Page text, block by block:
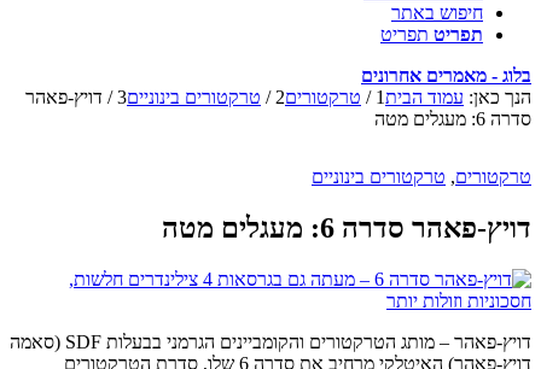
חיפוש באתר
תפריט תפריט
בלוג - מאמרים אחרונים
הנך כאן: עמוד הבית1
/ טרקטורים2
/ טרקטורים בינוניים3
/ דויץ-פאהר
סדרה 6: מעגלים מטה
טרקטורים, טרקטורים בינוניים
דויץ-פאהר סדרה 6: מעגלים מטה
דויץ-פאהר – מותג הטרקטורים והקומביינים הגרמני בבעלות SDF (סאמה
דויץ-פאהר) האיטלקי מרחיב את סדרה 6 שלו, סדרת הטרקטורים